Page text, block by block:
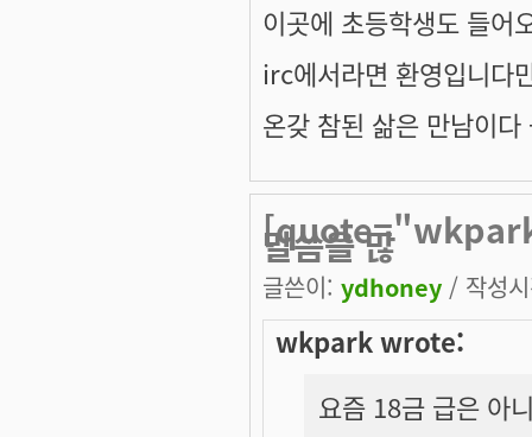
이곳에 초등학생도 들어
irc에서라면 환영입니다
온갖 참된 삶은 만남이
말씀을 많
글쓴이: ydhoney / 작성
wkpark wrote:
요즘 18금 급은 아